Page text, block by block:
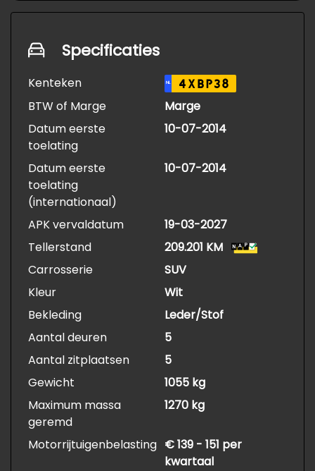
Specificaties
Kenteken NL 4XBP38
BTW of Marge
Marge
Datum eerste
toelating
10-07-2014
Datum eerste
toelating
(internationaal)
10-07-2014
APK vervaldatum
19-03-2027
Tellerstand
209.201 KM
Carrosserie
SUV
Kleur
Wit
Bekleding
Leder/Stof
Aantal deuren
5
Aantal zitplaatsen
5
Gewicht
1055 kg
Maximum massa
geremd
1270 kg
Motorrijtuigenbelasting € 139 - 151 per
kwartaal